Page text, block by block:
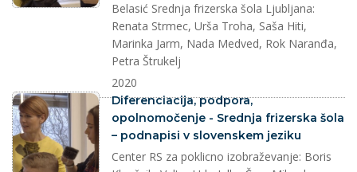
Belasić Srednja frizerska šola Ljubljana:
Renata Strmec, Urša Troha, Saša Hiti,
Marinka Jarm, Nada Medved, Rok Naranđa,
Petra Štrukelj
2020
splet
Diferenciacija, podpora,
opolnomočenje - Srednja frizerska šola
– podnapisi v slovenskem jeziku
Center RS za poklicno izobraževanje: Boris